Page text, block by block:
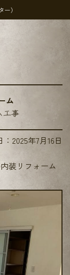
）
ム
工事
2025年7月16日
装リフォーム